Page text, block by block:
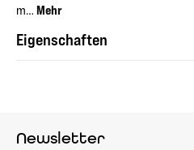
m… Mehr
Eigenschaften
Newsletter